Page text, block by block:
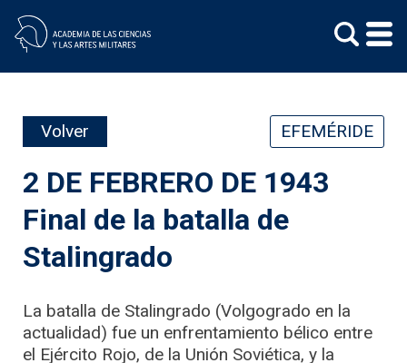
content
Volver EFEMÉRIDE
2 DE FEBRERO DE 1943
Final de la batalla de
Stalingrado
La batalla de Stalingrado (Volgogrado en la
actualidad) fue un enfrentamiento bélico entre
el Ejército Rojo, de la Unión Soviética, y la